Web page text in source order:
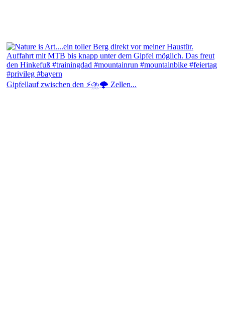
Gipfellauf zwischen den ⚡⛈️🌩️ Zellen...